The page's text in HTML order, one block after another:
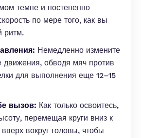
темпе и постепенно
по мере того, как вы
ритм.
Немедленно измените
движения, обводя мяч против
для выполнения еще 12–15
вызов: Как только освоитесь,
перемещая круги вниз к
вокруг головы, чтобы